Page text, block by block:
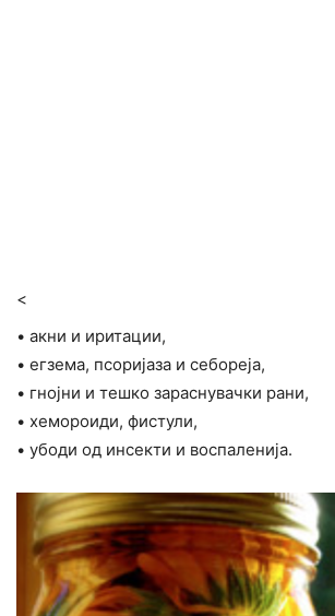
<
• акни и иритации,
• егзема, псоријаза и себореја,
• гнојни и тешко зараснувачки рани,
• хемороиди, фистули,
• убоди од инсекти и воспаленија.